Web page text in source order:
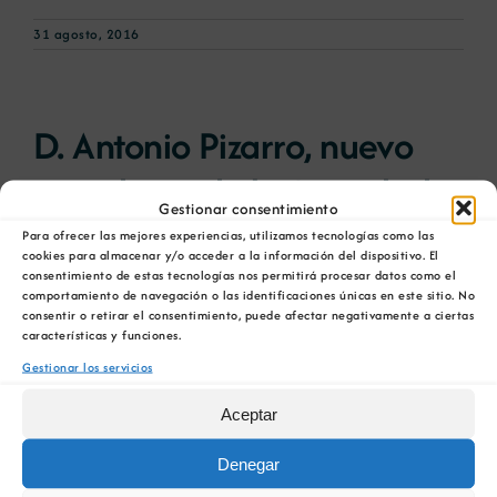
Gestionar consentimiento
Para ofrecer las mejores experiencias, utilizamos tecnologías como las
cookies para almacenar y/o acceder a la información del dispositivo. El
consentimiento de estas tecnologías nos permitirá procesar datos como el
comportamiento de navegación o las identificaciones únicas en este sitio. No
consentir o retirar el consentimiento, puede afectar negativamente a ciertas
características y funciones.
Gestionar los servicios
Aceptar
Denegar
31 agosto, 2016
D. Antonio Pizarro, nuevo
presidente de la Sociedad
Española para la Defensa
del Patrimonio Geológic
junio a presidencia [...]